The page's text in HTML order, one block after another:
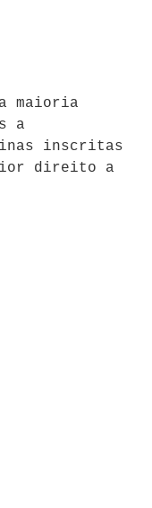
maioria
a
inscritas
direito a